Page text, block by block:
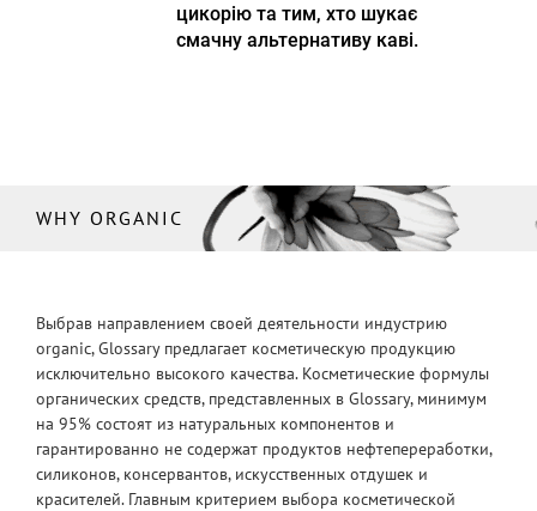
цикорію та тим, хто шукає
смачну альтернативу каві.
WHY ORGANIC
Выбрав направлением своей деятельности индустрию
organic, Glossary предлагает косметическую продукцию
исключительно высокого качества. Косметические формулы
органических средств, представленных в Glossary, минимум
на 95% состоят из натуральных компонентов и
гарантированно не содержат продуктов нефтепереработки,
силиконов, консервантов, искусственных отдушек и
красителей. Главным критерием выбора косметической